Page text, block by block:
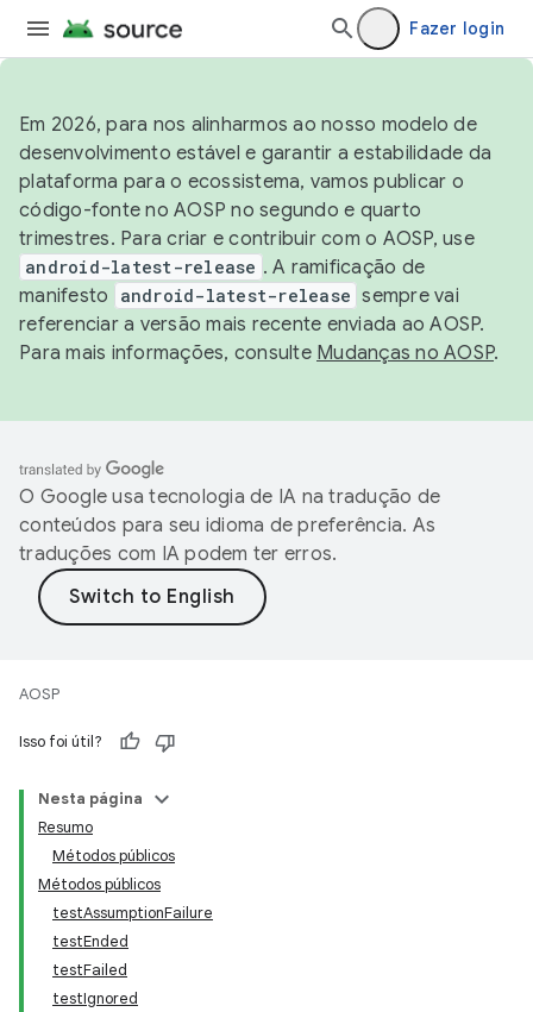
Fazer login
Em 2026, para nos alinharmos ao nosso modelo de
desenvolvimento estável e garantir a estabilidade da
plataforma para o ecossistema, vamos publicar o
código-fonte no AOSP no segundo e quarto
trimestres. Para criar e contribuir com o AOSP, use
android-latest-release . A ramificação de
manifesto
android-latest-release sempre vai
referenciar a versão mais recente enviada ao AOSP.
Para mais informações, consulte Mudanças no AOSP.
O Google usa tecnologia de IA na tradução de
conteúdos para seu idioma de preferência. As
traduções com IA podem ter erros.
AOSP
Isso foi útil?
Nesta página
Resumo
Métodos públicos
Métodos públicos
testAssumptionFailure
testEnded
testFailed
testIgnored